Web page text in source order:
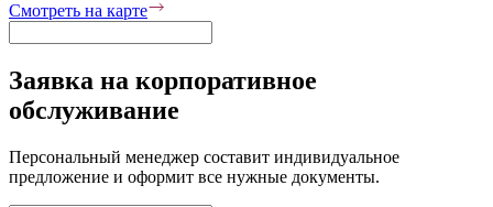
Смотреть на карте
Заявка на корпоративное
обслуживание
Персональный менеджер составит индивидуальное
предложение и оформит все нужные документы.